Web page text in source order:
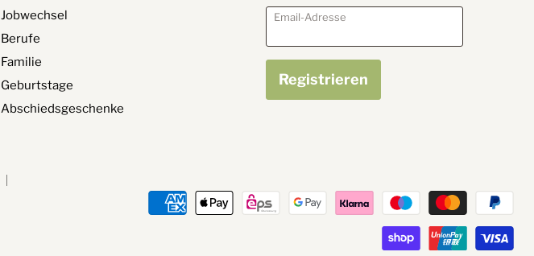
Jobwechsel
Berufe
Familie
Geburtstage
Abschiedsgeschenke
Email-Adresse
Registrieren